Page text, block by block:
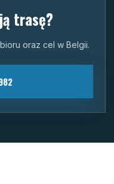
trasę?
oraz cel w Belgii.